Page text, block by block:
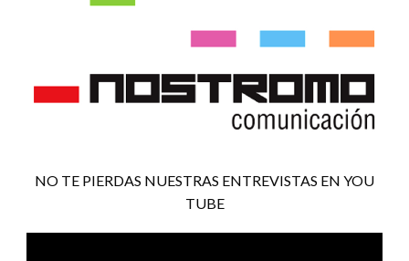
NO TE PIERDAS NUESTRAS ENTREVISTAS EN YOU
TUBE